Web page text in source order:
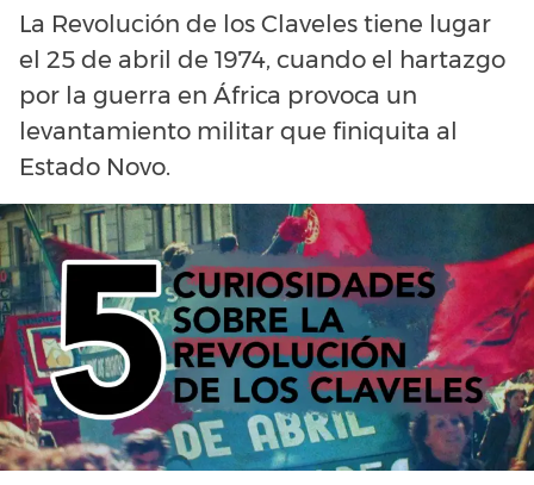
La Revolución de los Claveles tiene lugar
el 25 de abril de 1974, cuando el hartazgo
por la guerra en África provoca un
levantamiento militar que finiquita al
Estado Novo.